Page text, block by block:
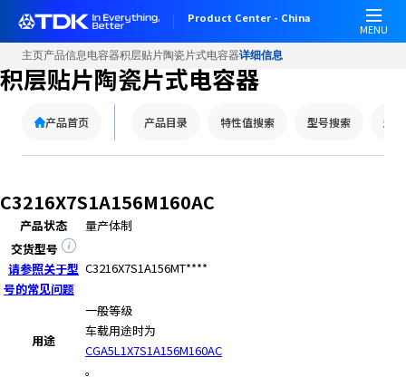
Product Center - China
MENU
主页产品信息电容器积层贴片陶瓷片式电容器详细信息
积层贴片陶瓷片式电容器
产品首页 产品目录 特性值搜索 型号搜索 型
C3216X7S1A156M160AC
产品状态
量产体制
交货型号
请参照关于型
号的常见问题
C3216X7S1A156MT****
用途
一般等级
车载用途时为
CGA5L1X7S1A156M160AC
。